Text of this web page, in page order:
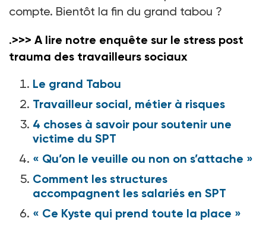
compte. Bientôt la fin du grand tabou ?
.>>> A lire notre enquête sur le stress post
trauma des travailleurs sociaux
Le grand Tabou
Travailleur social, métier à risques
4 choses à savoir pour soutenir une
victime du SPT
« Qu’on le veuille ou non on s’attache »
Comment les structures
accompagnent les salariés en SPT
« Ce Kyste qui prend toute la place »